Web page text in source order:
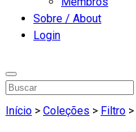
Sobre / About
Login
Início > Coleções > Filtro >